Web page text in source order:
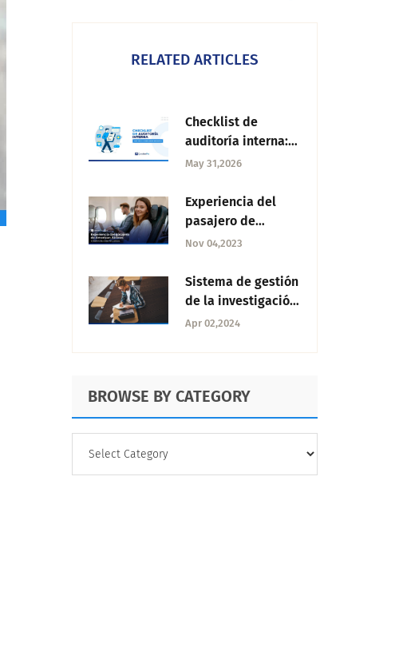
RELATED ARTICLES
Checklist de
auditoría interna:
Qué debe incluir y
área
May 31,2026
Experiencia del
pasajero de
American Airlines:
recuerdos
Nov 04,2023
Sistema de gestión
de la investigación:
Qué es y por qué lo
Apr 02,2024
BROWSE BY CATEGORY
CATEGORY